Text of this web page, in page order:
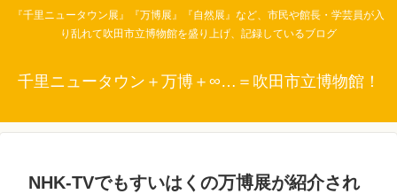
『千里ニュータウン展』『万博展』『自然展』など、市民や館長・学芸員が入
り乱れて吹田市立博物館を盛り上げ、記録しているブログ
千里ニュータウン＋万博＋∞…＝吹田市立博物館！
NHK-TVでもすいはくの万博展が紹介され